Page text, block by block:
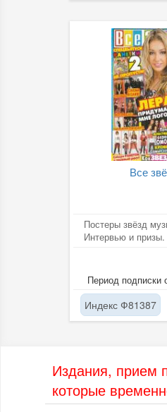
Все
Постеры звёзд
Интервью и призы.
Период подписки
Индекс Ф81387
Издания, прием
которые